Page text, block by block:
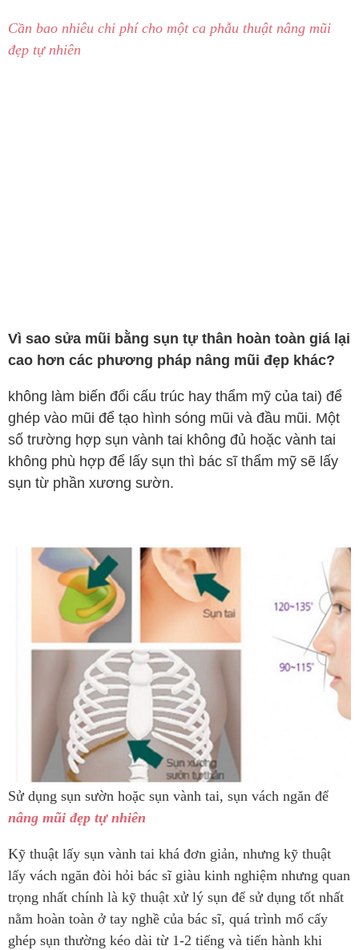
Cần bao nhiêu chi phí cho một ca phẫu thuật nâng mũi
đẹp tự nhiên
Vì sao sửa mũi bằng sụn tự thân hoàn toàn giá lại
cao hơn các phương pháp nâng mũi đẹp khác?
không làm biến đổi cấu trúc hay thẩm mỹ của tai) để
ghép vào mũi để tạo hình sóng mũi và đầu mũi. Một
số trường hợp sụn vành tai không đủ hoặc vành tai
không phù hợp để lấy sụn thì bác sĩ thẩm mỹ sẽ lấy
sụn từ phần xương sườn.
Sử dụng sụn sườn hoặc sụn vành tai, sụn vách ngăn để
nâng mũi đẹp tự nhiên
Kỹ thuật lấy sụn vành tai khá đơn giản, nhưng kỹ thuật
lấy vách ngăn đòi hỏi bác sĩ giàu kinh nghiệm nhưng quan
trọng nhất chính là kỹ thuật xử lý sụn để sử dụng tốt nhất
nằm hoàn toàn ở tay nghề của bác sĩ, quá trình mổ cấy
ghép sụn thường kéo dài từ 1-2 tiếng và tiến hành khi